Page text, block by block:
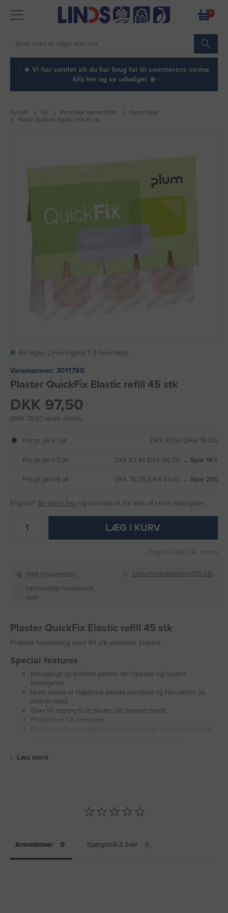
0
· ☀️ Vi har samlet alt du har brug for til sommerens varme
- klik her og se udvalget ☀️ ·
Forside Tøj Personlige værnemidler
Førstehjælp
Plaster QuickFix Elastic refill 45 stk
På lager. Leveringstid 1-3 hverdage
Varenummer: 3011760
Plaster QuickFix Elastic refill 45 stk
DKK 97,50
(DKK 78,00 ekskl. moms)
Pris pr. pk v/1 pk DKK 97,50 (DKK 78,00)
Pris pr. pk v/3 pk DKK 83,44 (DKK 66,75) → Spar 14%
Pris pr. pk v/6 pk DKK 76,25 (DKK 61,00) → Spar 21%
Engros? Se mere her og kontakt os for køb af store mængder.
LÆG I KURV
Fragt 49 DKK inkl. moms
Tilføj til favoritliste
Sammenlign markerede
varer
Sikkerhedsdatablad (156 kB)
Plaster QuickFix Elastic refill 45 stk
Praktisk forpakning med 45 stk elastiske plastre.
Special features
Behagelige og åndbare plastre, der tilpasser sig hudens
bevægelser
Hvert plaster er hygiejnisk pakket enkeltvist og kan sættes på
med én hånd
Giver let adgang til et plaster, når behovet opstår
Plastrene er CE-mærkede
Læs mere
Anmeldelser Spørgsmål & Svar